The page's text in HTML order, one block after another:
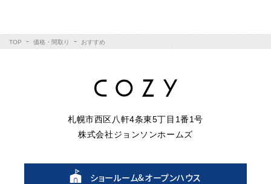
TOP 価格・間取り おすすめ
札幌市西区八軒4条東5丁目1番1号
株式会社ジョンソンホームズ
ショールーム&オープンハウス